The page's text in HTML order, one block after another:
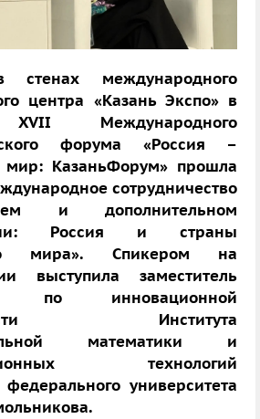
стенах международного
центра «Казань Экспо» в
Международного
форума «Россия –
мир: КазаньФорум» прошла
сотрудничество
и дополнительном
Россия и страны
мира». Спикером на
выступила заместитель
по инновационной
Института
математики и
технологий
федерального университета